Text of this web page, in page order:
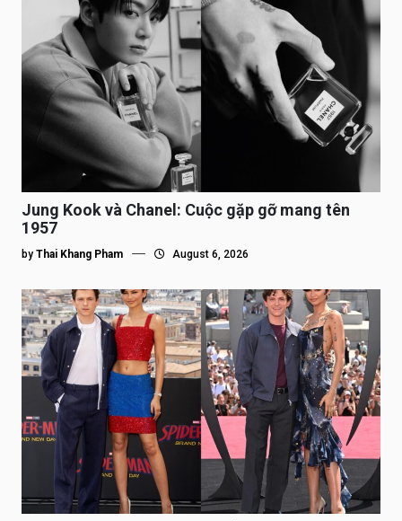
Jung Kook và Chanel: Cuộc gặp gỡ mang tên
1957
by Thai Khang Pham August 6, 2026